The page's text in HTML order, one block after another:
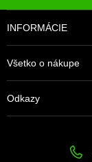
INFORMÁCIE
Všetko o nákupe
Odkazy